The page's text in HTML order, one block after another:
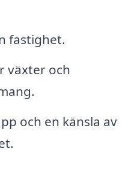
fastighet.
växter och
och en känsla av